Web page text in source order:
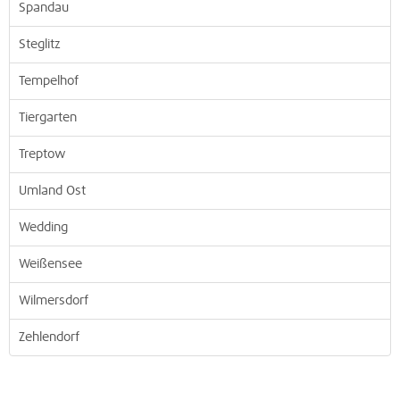
Spandau
Steglitz
Tempelhof
Tiergarten
Treptow
Umland Ost
Wedding
Weißensee
Wilmersdorf
Zehlendorf